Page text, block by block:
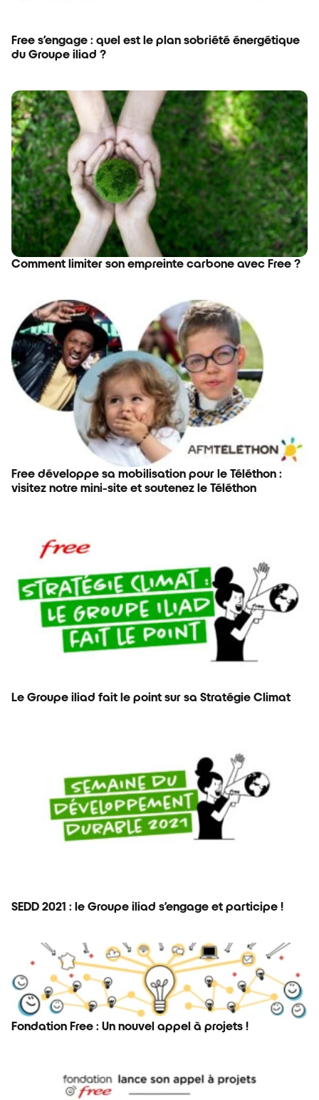
Free s’engage : quel est le plan sobriété énergétique
du Groupe iliad ?
Comment limiter son empreinte carbone avec Free ?
Free développe sa mobilisation pour le Téléthon :
visitez notre mini-site et soutenez le Téléthon
Le Groupe iliad fait le point sur sa Stratégie Climat
SEDD 2021 : le Groupe iliad s’engage et participe !
Fondation Free : Un nouvel appel à projets !